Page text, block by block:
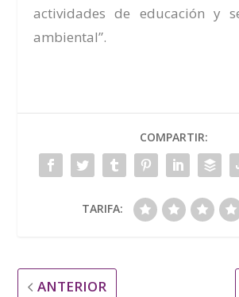
actividades de educación y
ambiental”.
COMPARTIR:
TARIFA:
ANTERIOR